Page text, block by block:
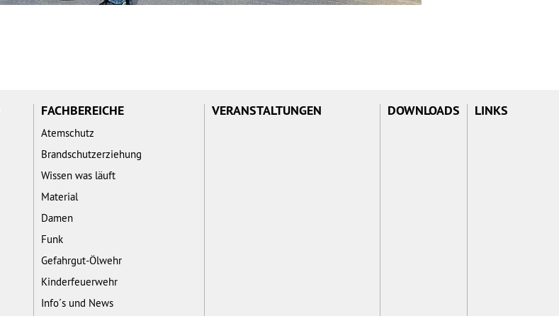
FACHBEREICHE
Atemschutz
Brandschutzerziehung
Wissen was läuft
Material
Damen
Funk
Gefahrgut-Ölwehr
Kinderfeuerwehr
Info´s und News
VERANSTALTUNGEN DOWNLOADS LINKS